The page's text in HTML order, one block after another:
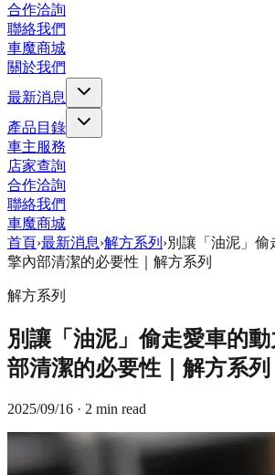
合作洽詢
聯絡我們
車魔商城
關於我們
最新消息
產品目錄
車主服務
店家查詢
合作洽詢
聯絡我們
車魔商城
首頁›最新消息›解方系列 ›別讓「油泥」偷
擎內部清潔的必要性｜解方系列
解方系列
別讓「油泥」偷走愛車的
部清潔的必要性｜解方系列
2025/09/16 · 2 min read